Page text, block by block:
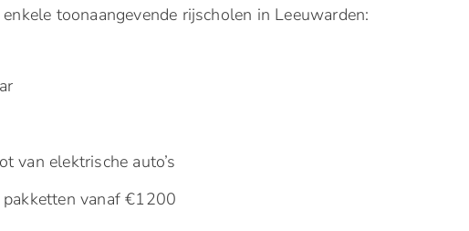
toonaangevende rijscholen in Leeuwarden:
van elektrische auto’s
vanaf €1200